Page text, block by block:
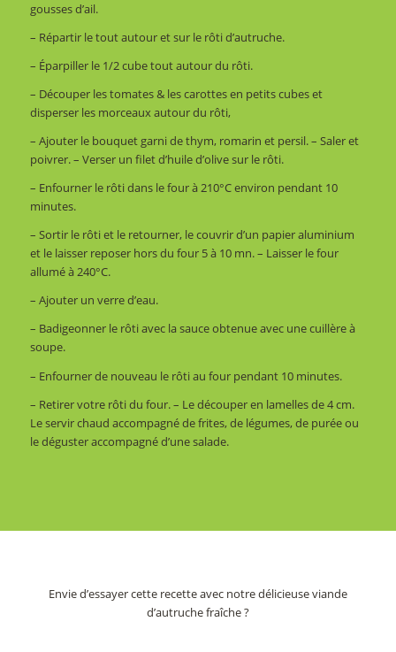
goussesd’ail.
– Répartir letoutautouretsur le rôtid’autruche.
– Éparpiller le 1/2cubetoutautourdu rôti.
– Découper lestomates& lescarottesen petitscubeset
disperser les morceauxautourdu rôti,
– Ajouter le bouquet garnidethym, romarin et persil.– Saleret
poivrer.– Verser un filetd’huiled’olivesur le rôti.
– Enfourner le rôtidans lefourà210°Cenviron pendant 10
minutes.
– Sortir le rôtiet le retourner, lecouvrird’un papieraluminium
et le laisser reposer hors du four 5à 10 mn.– Laisser lefour
alluméà240°C.
– Ajouter un verred’eau.
– Badigeonner le rôtiavec lasauceobtenueavec unecuillère à
soupe.
– Enfournerde nouveau le rôtiau four pendant 10 minutes.
– Retirervotre rôtidu four.– Ledécouperen lamellesde4 cm.
Leservirchaud accompagnédefrites,de légumes,de puréeou
ledégusteraccompagnéd’unesalade.
Envie d’essayer cette recette avec notre délicieuse viande
d’autruche fraîche ?